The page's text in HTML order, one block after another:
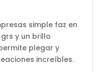
simple faz en
y un brillo
plegar y
increíbles.